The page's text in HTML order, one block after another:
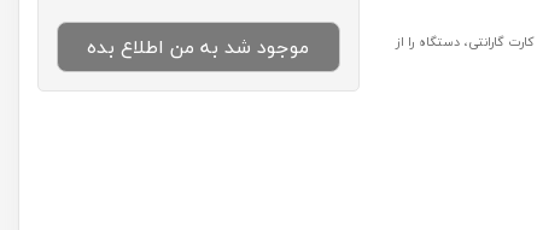
گارانتی، دستگاه را از
موجود شد به من اطلاع بده